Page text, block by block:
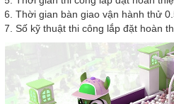
Thời gian bàn giao vận hành thử
Số kỹ thuật thi công lắp đặt hoàn